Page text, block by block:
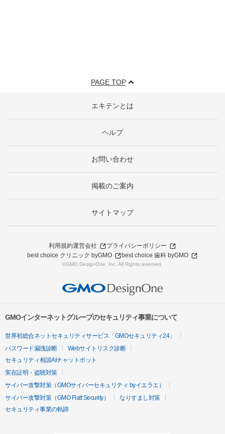
PAGE TOP
エキテンとは
ヘルプ
お問い合わせ
掲載のご案内
サイトマップ
利用規約運営会社
プライバシーポリシー
best choice クリニック byGMO
best choice 歯科 byGMO
©GMO DesignOne, Inc. All Rights reserved.
GMOインターネットグループのセキュリティ事業について
世界初総合ネットセキュリティサービス「GMOセキュリティ24」
パスワード漏洩診断
Webサイトリスク診断
セキュリティ相談AIチャットボット
実在証明・盗聴対策
サイバー攻撃対策（GMOサイバーセキュリティ byイエラエ）
サイバー攻撃対策（GMO Flatt Security）
なりすまし対策
セキュリティ事業の軌跡